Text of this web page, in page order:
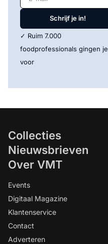
Schrijf je in!
✓ Ruim 7.000
foodprofessionals gingen je
voor
Collecties
Nieuwsbrieven
Over VMT
Events
Digitaal Magazine
Klantenservice
Contact
Adverteren